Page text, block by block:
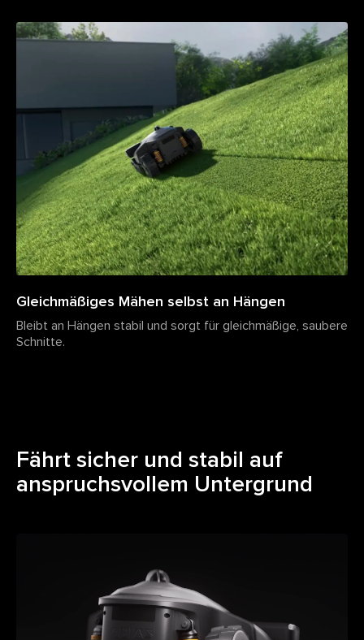
Gleichmäßiges Mähen selbst an Hängen
Bleibt an Hängen stabil und sorgt für gleichmäßige, saubere
Schnitte.
Fährt sicher und stabil auf
anspruchsvollem Untergrund